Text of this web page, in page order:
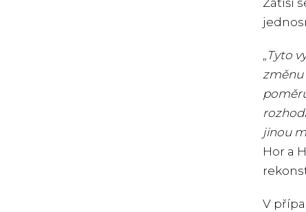
„ Tyto
změnu
jinou
Hor a
V